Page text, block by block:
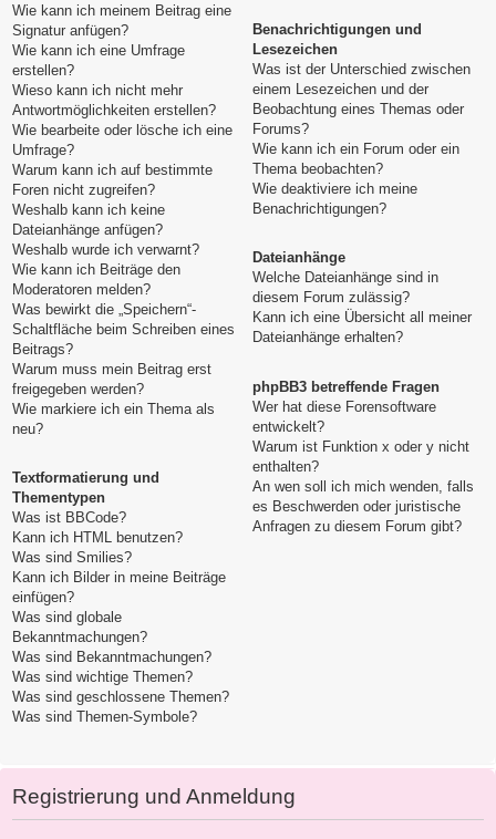
Wie kann ich meinem Beitrag eine
Signatur anfügen?
Wie kann ich eine Umfrage
erstellen?
Wieso kann ich nicht mehr
Antwortmöglichkeiten erstellen?
Wie bearbeite oder lösche ich eine
Umfrage?
Warum kann ich auf bestimmte
Foren nicht zugreifen?
Weshalb kann ich keine
Dateianhänge anfügen?
Weshalb wurde ich verwarnt?
Wie kann ich Beiträge den
Moderatoren melden?
Was bewirkt die „Speichern“-
Schaltfläche beim Schreiben eines
Beitrags?
Warum muss mein Beitrag erst
freigegeben werden?
Wie markiere ich ein Thema als
neu?
Textformatierung und
Thementypen
Was ist BBCode?
Kann ich HTML benutzen?
Was sind Smilies?
Kann ich Bilder in meine Beiträge
einfügen?
Was sind globale
Bekanntmachungen?
Was sind Bekanntmachungen?
Was sind wichtige Themen?
Was sind geschlossene Themen?
Was sind Themen-Symbole?
Benachrichtigungen und
Lesezeichen
Was ist der Unterschied zwischen
einem Lesezeichen und der
Beobachtung eines Themas oder
Forums?
Wie kann ich ein Forum oder ein
Thema beobachten?
Wie deaktiviere ich meine
Benachrichtigungen?
Dateianhänge
Welche Dateianhänge sind in
diesem Forum zulässig?
Kann ich eine Übersicht all meiner
Dateianhänge erhalten?
phpBB3 betreffende Fragen
Wer hat diese Forensoftware
entwickelt?
Warum ist Funktion x oder y nicht
enthalten?
An wen soll ich mich wenden, falls
es Beschwerden oder juristische
Anfragen zu diesem Forum gibt?
Registrierung und Anmeldung